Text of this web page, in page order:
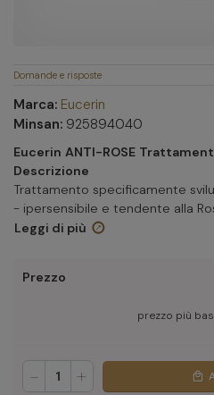
Domande e risposte
Marca: Eucerin
Minsan: 925894040
Eucerin ANTI-ROSE
Descrizione
Trattamento specificamente
- ipersensibile e tendente alla
Leggi di più
Prezzo
prezzo più
- + local_mall